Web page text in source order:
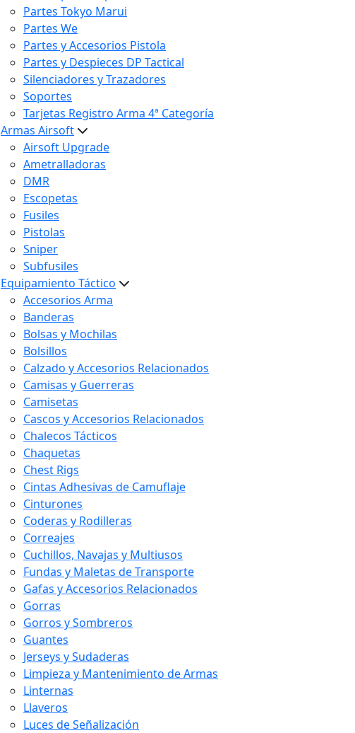
Partes Tokyo Marui
Partes We
Partes y Accesorios Pistola
Partes y Despieces DP Tactical
Silenciadores y Trazadores
Soportes
Tarjetas Registro Arma 4ª Categoría
Armas Airsoft
Airsoft Upgrade
Ametralladoras
DMR
Escopetas
Fusiles
Pistolas
Sniper
Subfusiles
Equipamiento Táctico
Accesorios Arma
Banderas
Bolsas y Mochilas
Bolsillos
Calzado y Accesorios Relacionados
Camisas y Guerreras
Camisetas
Cascos y Accesorios Relacionados
Chalecos Tácticos
Chaquetas
Chest Rigs
Cintas Adhesivas de Camuflaje
Cinturones
Coderas y Rodilleras
Correajes
Cuchillos, Navajas y Multiusos
Fundas y Maletas de Transporte
Gafas y Accesorios Relacionados
Gorras
Gorros y Sombreros
Guantes
Jerseys y Sudaderas
Limpieza y Mantenimiento de Armas
Linternas
Llaveros
Luces de Señalización